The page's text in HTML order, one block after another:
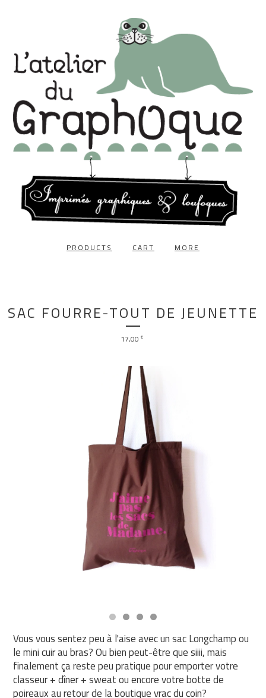
PRODUCTS CART MORE
SAC FOURRE-TOUT DE JEUNETTE
17,00 €
Vous vous sentez peu à l'aise avec un sac Longchamp ou
le mini cuir au bras? Ou bien peut-être que siiii, mais
finalement ça reste peu pratique pour emporter votre
classeur + dîner + sweat ou encore votre botte de
poireaux au retour de la boutique vrac du coin?